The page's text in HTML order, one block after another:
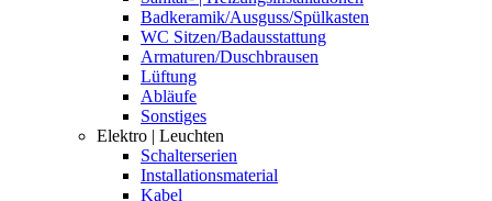
Badkeramik/Ausguss/Spülkasten
WC Sitzen/Badausstattung
Armaturen/Duschbrausen
Lüftung
Abläufe
Sonstiges
Elektro | Leuchten
Schalterserien
Installationsmaterial
Kabel